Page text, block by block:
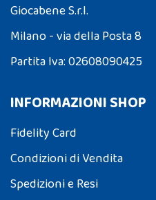
Giocabene S.r.l.
Milano - via della Posta 8
Partita Iva: 02608090425
INFORMAZIONI SHOP
Fidelity Card
Condizioni di Vendita
Spedizioni e Resi